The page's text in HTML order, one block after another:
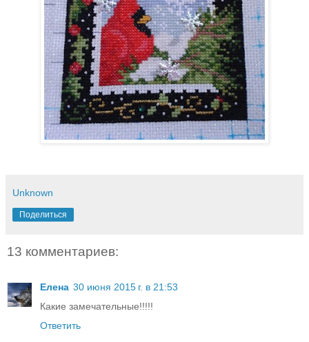
Unknown
Поделиться
13 комментариев:
Елена 30 июня 2015 г. в 21:53
Какие замечательные!!!!!
Ответить